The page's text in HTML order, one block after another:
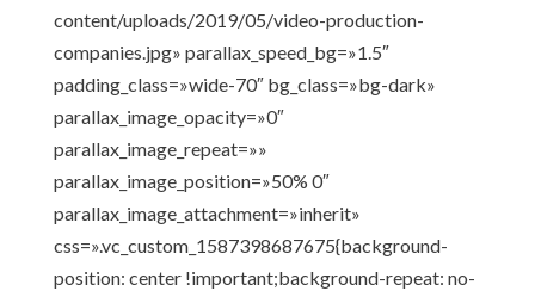
content/uploads/2019/05/video-production-
companies.jpg» parallax_speed_bg=»1.5″
padding_class=»wide-70″ bg_class=»bg-dark»
parallax_image_opacity=»0″
parallax_image_repeat=»»
parallax_image_position=»50% 0″
parallax_image_attachment=»inherit»
css=».vc_custom_1587398687675{background-
position: center !important;background-repeat: no-